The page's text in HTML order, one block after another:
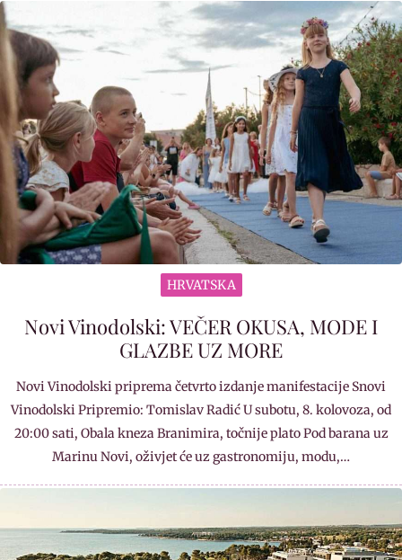
HRVATSKA
Novi Vinodolski: VEČER OKUSA, MODE I
GLAZBE UZ MORE
Novi Vinodolski priprema četvrto izdanje manifestacije Snovi
Vinodolski Pripremio: Tomislav Radić U subotu, 8. kolovoza, od
20:00 sati, Obala kneza Branimira, točnije plato Pod barana uz
Marinu Novi, oživjet će uz gastronomiju, modu,…